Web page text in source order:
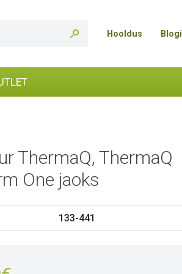
Hooldus Blogi
ThermaQ, ThermaQ
One jaoks
133-441